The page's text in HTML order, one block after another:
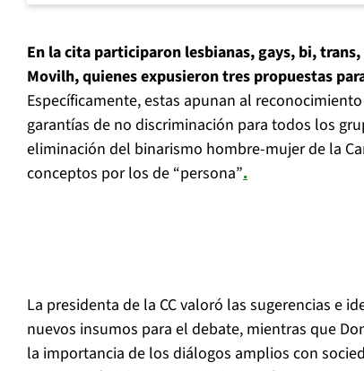
En la cita participaron lesbianas, gays, bi,
Movilh, quienes expusieron tres propuestas
Específicamente, estas apunan al
garantías de no discriminación para todos los
eliminación del binarismo hombre-mujer de la
conceptos por los de “persona”.
La presidenta de la CC valoró las sugerencias e
nuevos insumos para el debate, mientras que
la importancia de los diálogos amplios con